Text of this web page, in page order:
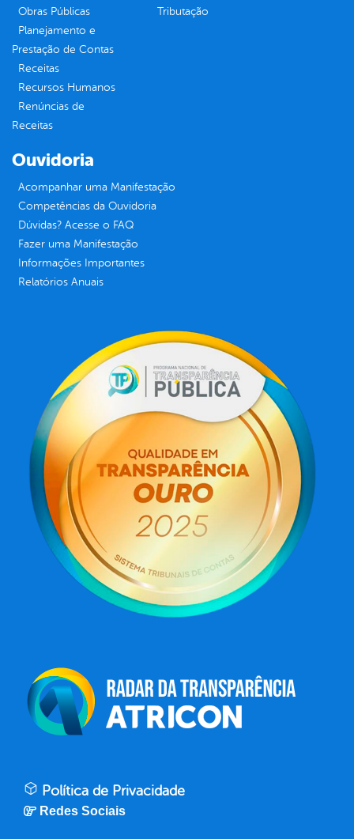
Obras Públicas
Planejamento e
Prestação de Contas
Receitas
Recursos Humanos
Renúncias de
Receitas
Tributação
Ouvidoria
Acompanhar uma Manifestação
Competências da Ouvidoria
Dúvidas? Acesse o FAQ
Fazer uma Manifestação
Informações Importantes
Relatórios Anuais
Política de Privacidade
Redes Sociais